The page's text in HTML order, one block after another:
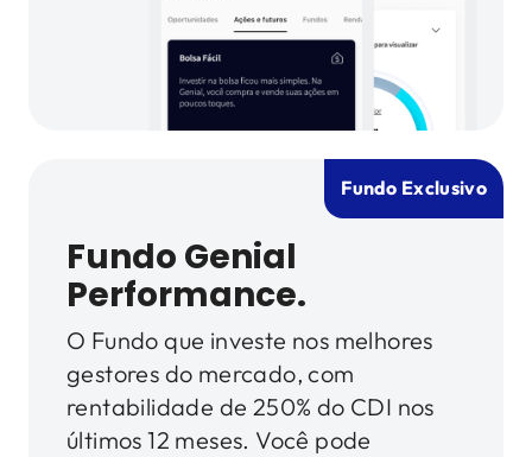
Fundo Exclusivo
Fundo Genial
Performance.
O Fundo que investe nos melhores
gestores do mercado, com
rentabilidade de 250% do CDI nos
últimos 12 meses. Você pode